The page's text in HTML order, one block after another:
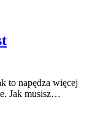
to napędza więcej
Jak musisz…